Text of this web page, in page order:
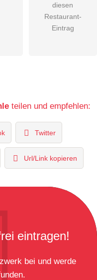
diesen
Restaurant-
Eintrag
teilen und empfehlen:
Twitter
Url/Link kopieren
eintragen!
bei und werde